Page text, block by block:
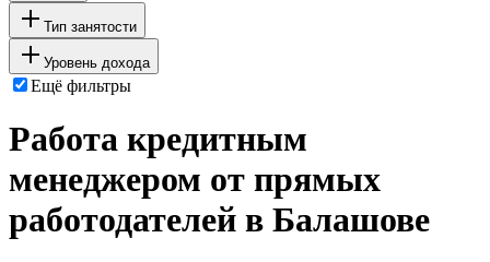
Тип занятости
Уровень дохода
Ещё фильтры
Работа кредитным
менеджером от прямых
работодателей в Балашове